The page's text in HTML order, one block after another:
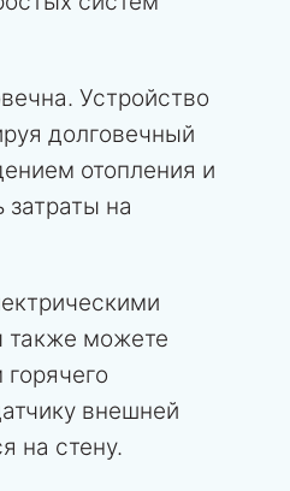
Устройство
долговечный
отопления и
на
также можете
внешней
на стену.